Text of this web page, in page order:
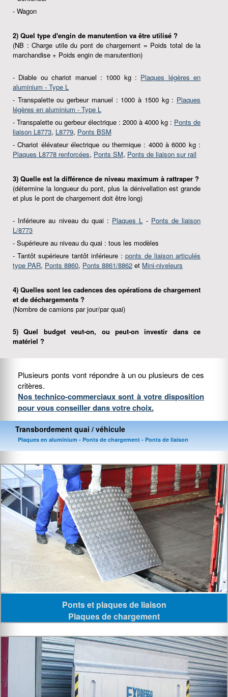
- Wagon
2) Quel type d'engin de manutention va être utilisé ?
(NB : Charge utile du pont de chargement = Poids total de la
marchandise + Poids engin de manutention)
- Diable ou chariot manuel : 1000 kg : Plaques légères en
aluminium - Type L
- Transpalette ou gerbeur manuel : 1000 à 1500 kg : Plaques
légères en aluminium - Type L
- Transpalette ou gerbeur électrique : 2000 à 4000 kg : Ponts de
liaison L8773, L8779, Ponts BSM
- Chariot élévateur électrique ou thermique : 4000 à 6000 kg :
Plaques L8778 renforcées, Ponts SM, Ponts de liaison sur rail
3) Quelle est la différence de niveau maximum à rattraper ?
(détermine la longueur du pont, plus la dénivellation est grande
et plus le pont de chargement doit être long)
- Inférieure au niveau du quai : Plaques L - Ponts de liaison
L/8773
- Supérieure au niveau du quai : tous les modèles
- Tantôt supérieure tantôt inférieure :ponts de liaison articulés
type PAR, Ponts 8860, Ponts 8861/8862 et Mini-niveleurs
4) Quelles sont les cadences des opérations de chargement
et de déchargements ?
(Nombre de camions par jour/par quai)
5) Quel budget veut-on, ou peut-on investir dans ce
matériel ?
Plusieurs ponts vont répondre à un ou plusieurs de ces
critères.
Nos technico-commerciaux sont à votre disposition
pour vous conseiller dans votre choix.
Transbordement quai / véhicule
Plaques en aluminium - Ponts de chargement - Ponts de liaison
Ponts et plaques de liaison
Plaques de chargement